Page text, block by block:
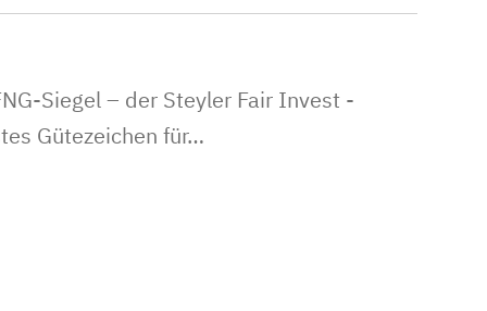
Siegel – der Steyler Fair Invest -
Gütezeichen für…